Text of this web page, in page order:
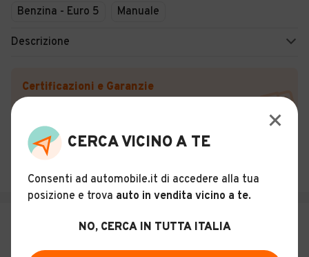
Benzina - Euro 5 Manuale
Descrizione
Certificazioni e Garanzie
NPMOTORS S.R.L.
Catania (CT)
€ 11.999
CERCA VICINO A TE
Consenti ad automobile.it di accedere alla tua
posizione e trova auto in vendita vicino a te.
NO, CERCA IN TUTTA ITALIA